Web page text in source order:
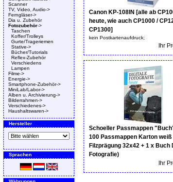
Scanner
TV, Video, Audio->
Ferngläser->
Dia u. Zubehör
Fotozubehör->
Taschen
Koffer/Trolleys
Gurte/Trageriemen
Stative->
Bücher/Tutorials
Reflex-Zubehör
Verschiedens
Lampen
Filme->
Energie->
Smartphone-Zubehör->
MiniLab/Labor->
Alben u. Archivierung->
Bilderrahmen->
Verschiedenes->
Haushaltswaren->
Hersteller
Sprachen
Canon KP-108IN [alle ab
heute, wie auch CP1000 /
CP1300]
kein Postkartenaufdruck;
Ihr
Schoeller Passmappen
100 Passmappen Karton weiß
Filzprägung 32x42 + 1 x Buch
Fotografie)
Ihr